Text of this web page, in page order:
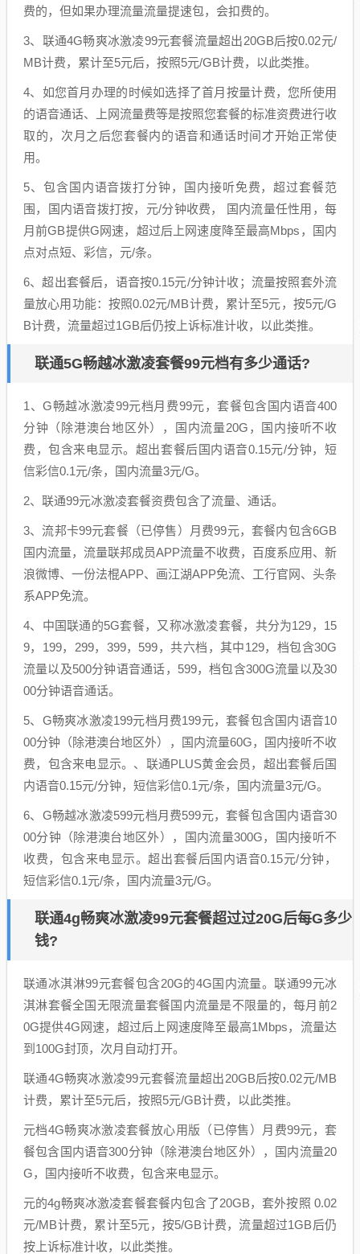
费的，但如果办理流量流量提速包，会扣费的。
3、联通4G畅爽冰激凌99元套餐流量超出20GB后按0.02元/
MB计费，累计至5元后，按照5元/GB计费，以此类推。
4、如您首月办理的时候如选择了首月按量计费，您所使用
的语音通话、上网流量费等是按照您套餐的标准资费进行收
取的，次月之后您套餐内的语音和通话时间才开始正常使
用。
5、包含国内语音拨打分钟，国内接听免费，超过套餐范
围，国内语音拨打按，元/分钟收费， 国内流量任性用，每
月前GB提供G网速，超过后上网速度降至最高Mbps，国内
点对点短、彩信，元/条。
6、超出套餐后，语音按0.15元/分钟计收；流量按照套外流
量放心用功能：按照0.02元/MB计费，累计至5元，按5元/G
B计费，流量超过1GB后仍按上诉标准计收，以此类推。
联通5G畅越冰激凌套餐99元档有多少通话?
1、G畅越冰激凌99元档月费99元，套餐包含国内语音400
分钟（除港澳台地区外），国内流量20G，国内接听不收
费，包含来电显示。超出套餐后国内语音0.15元/分钟，短
信彩信0.1元/条，国内流量3元/G。
2、联通99元冰激凌套餐资费包含了流量、通话。
3、流邦卡99元套餐（已停售）月费99元，套餐内包含6GB
国内流量，流量联邦成员APP流量不收费，百度系应用、新
浪微博、一份法棍APP、画江湖APP免流、工行官网、头条
系APP免流。
4、中国联通的5G套餐，又称冰激凌套餐，共分为129，15
9，199，299，399，599，共六档，其中129，档包含30G
流量以及500分钟语音通话，599，档包含300G流量以及30
00分钟语音通话。
5、G畅爽冰激凌199元档月费199元，套餐包含国内语音10
00分钟（除港澳台地区外），国内流量60G，国内接听不收
费，包含来电显示。、联通PLUS黄金会员，超出套餐后国
内语音0.15元/分钟，短信彩信0.1元/条，国内流量3元/G。
6、G畅越冰激凌599元档月费599元，套餐包含国内语音30
00分钟（除港澳台地区外），国内流量300G，国内接听不
收费，包含来电显示。超出套餐后国内语音0.15元/分钟，
短信彩信0.1元/条，国内流量3元/G。
联通4g畅爽冰激凌99元套餐超过过20G后每G多少
钱?
联通冰淇淋99元套餐包含20G的4G国内流量。联通99元冰
淇淋套餐全国无限流量套餐国内流量是不限量的，每月前2
0G提供4G网速，超过后上网速度降至最高1Mbps，流量达
到100G封顶，次月自动打开。
联通4G畅爽冰激凌99元套餐流量超出20GB后按0.02元/MB
计费，累计至5元后，按照5元/GB计费，以此类推。
元档4G畅爽冰激凌套餐放心用版（已停售）月费99元，套
餐包含国内语音300分钟（除港澳台地区外），国内流量20
G，国内接听不收费，包含来电显示。
元的4g畅爽冰激凌套餐套餐内包含了20GB，套外按照 0.02
元/MB计费，累计至5元，按5/GB计费，流量超过1GB后仍
按上诉标准计收，以此类推。